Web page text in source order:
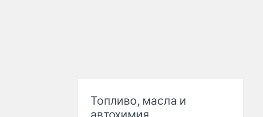
Топливо, масла и